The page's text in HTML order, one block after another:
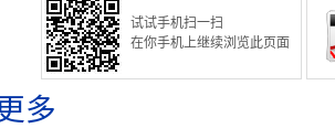
试试手机扫一扫
在你手机上继续浏览此页面
多